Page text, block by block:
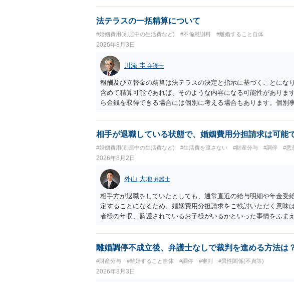
ば、夫から「この条件なら離婚してもよい」として提示された条
いかもしれません）。ただ、離婚訴訟をしたくないという考えを
淡々と調停不成立にして離婚訴訟で離婚原因を主張し、判決へ持
りません。見通し等を含め、弁護士へ相談・依頼した方がよいと
法テラスの一括精算について
#婚姻費用(別居中の生活費など) #不倫慰謝料 #離婚すること自体
2026年8月3日
川添 圭 弁護士
報酬及び立替金の精算は法テラスの決定と指示に基づくことにな
含めて精算可能であれば、そのような内容になる可能性がありま
ら金銭を取得できる場合には個別に考える場合もあります。個別
相手が退職している状態で、婚姻費用分担請求は可能
#婚姻費用(別居中の生活費など) #生活費を渡さない #財産分与 #調停 #悪
2026年8月2日
外山 大地 弁護士
相手方が退職をしていたとしても、通常直近の給与明細や年金受
定することになるため、婚姻費用分担請求をご検討いただく意味
者様の年収、監護されているお子様がいるかといった事情をふま
離婚調停不成立後、弁護士なしで裁判を進める方法は
#財産分与 #離婚すること自体 #調停 #審判 #異性関係(不貞等)
2026年8月3日